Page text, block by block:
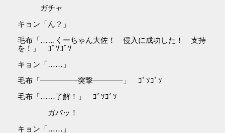
ガチャ
キョン「ん？」
毛布「……くーちゃん大佐！ 侵入に成功した！ 支持
を！」 ｺﾞｿｺﾞｿ
キョン「……」
毛布「―――――突撃――――」 ｺﾞｿｺﾞｿ
毛布「……了解！」 ｺﾞｿｺﾞｿ
ガバッ！
キョン「……」